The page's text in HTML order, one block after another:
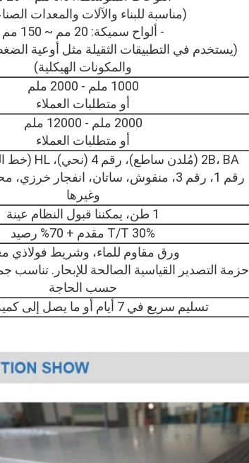
(مناسبة للبناء والآلات والمعدات
- ألواح سميكة: 20 مم ~ 150 مم
(يستخدم في التطبيقات الثقيلة مثل أوعية
والمكونات الهيكلية)
1000 ملم - 2000 ملم
أو متطلبات العملاء
2000 ملم - 12000 ملم
أو متطلبات العملاء
وغيرها
1 طن، يمكننا قبول النظام عينة
30% T/T مقدم + 70% رصيد
ورق مقاوم للماء، وشريط فولاذي
حزمة التصدير القياسية الصالحة للإبحار. تناسب
حسب الحاجة
تسليم سريع في 7 أيام أو ما يصل إلى كمية الطلب